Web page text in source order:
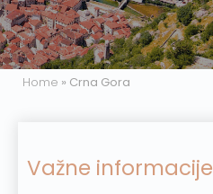
Home » Crna Gora
Važne informacije